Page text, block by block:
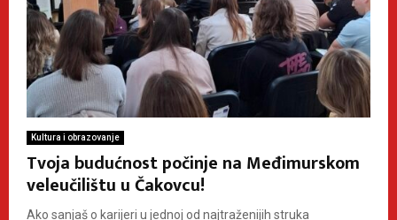
Kultura i obrazovanje
Tvoja budućnost počinje na Međimurskom
veleučilištu u Čakovcu!
Ako sanjaš o karijeri u jednoj od najtraženijih struka